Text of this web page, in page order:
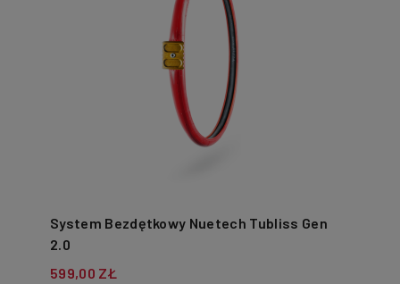
System Bezdętkowy Nuetech Tubliss Gen
2.0
599,00 ZŁ